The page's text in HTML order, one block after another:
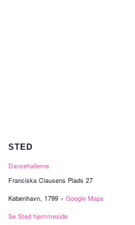
STED
Dansehallerne
Franciska Clausens Plads 27
København, 1799 + Google Maps
Se Sted hjemmeside